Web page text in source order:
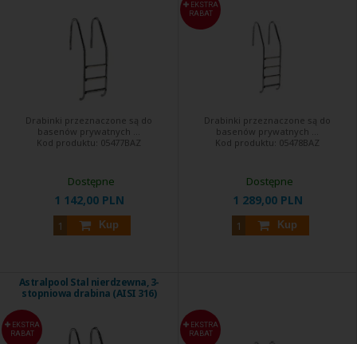
Drabinki przeznaczone są do
basenów prywatnych ...
Kod produktu: 05477BAZ
1 142,00 PLN
Kup
Dostępne
EKSTRA
RABAT
Drabinki przeznaczone są do
basenów prywatnych ...
Kod produktu: 05478BAZ
1 289,00 PLN
Kup
Dostępne
Astralpool Stal nierdzewna, 3-
stopniowa drabina (AISI 316)
EKSTRA
RABAT
EKSTRA
RABAT